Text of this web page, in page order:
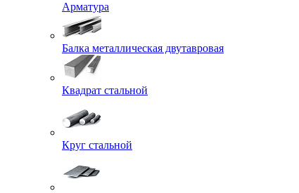
Арматура
Балка металлическая двутавровая
Квадрат стальной
Круг стальной